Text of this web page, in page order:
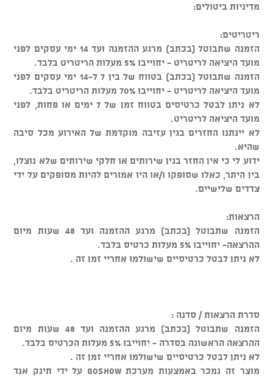
מדיניות ביטולים:
ריטריטים:
הזמנה שתבוטל (בכתב) מרגע ההזמנה ועד 14 ימי עסקים לפני
מועד היציאה לריטריט - יחוייבו 5% מעלות הריטריט בלבד.
הזמנה שתבוטל (בכתב) בטווח של בין 7 ל-14 ימי עסקים לפני
מועד היציאה לריטריט - יחוייבו 70% מעלות הריטריט בלבד.
לא ניתן לבטל כרטיסים בטווח זמן של 7 ימים או פחות, לפני
מועד היציאה לריטריט.
לא יינתנו החזרים בגין עזיבה מוקדמת של האירוע מכל סיבה
שהיא.
ידוע לי כי אין החזר בגין שירותים או חלקי שירותים שלא נוצלו,
בין היתר, כאלו שסופקו ו/או היו אמורים להיות מסופקים על ידי
צדדים שלישיים.
הרצאות:
הזמנה שתבוטל (בכתב) מרגע ההזמנה ועד 48 שעות מיום
ההרצאה- יחוייבו 5% מעלות כרטיס בלבד.
לא ניתן לבטל כרטיסיים שישולמו אחריי זמן זה .
סדרת הרצאות / סדנה :
הזמנה שתבוטל (בכתב) מרגע ההזמנה ועד 48 שעות מיום
ההרצאה הראשונה בסדרה - יחוייבו 5% מעלות הכרטיס בלבד.
לא ניתן לבטל כרטיסיים שישולמו אחריי זמן זה .
מוצר זה נמכר באמצעות מערכת GOSHOW על ידי תינק אנד